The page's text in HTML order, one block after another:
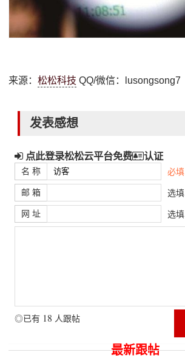
来源：松松科技 QQ/微信：lusongsong7
发表感想
点此登录松松云平台免费 认证
名 称 必填
邮 箱 选填
网 址 选填
◎已有 18 人跟帖
最新跟帖